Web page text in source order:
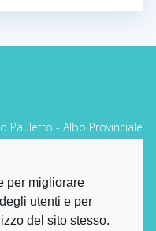
per migliorare
utenti e per
del sito stesso.
Pauletto - Albo Provinciale
n. 7339